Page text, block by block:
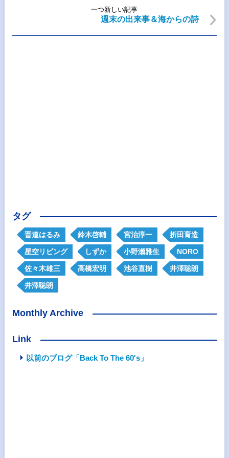
一つ新しい記事
週末の出来事＆海からの詩
タグ
晋道はるみ 鈴木啓輔 宮治淳一 折田育造
星空リビング しずか 小野瀬雅生 NORO
佐々木雄三 高橋宏明 池谷直樹 井澤聡朗
井澤聡朗
Monthly Archive
Link
以前のブログ「Back To The 60's」